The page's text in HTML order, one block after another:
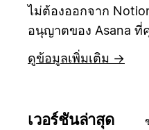
ไม่ต้องออกจาก
อนุญาตของ Asana
ดูข้อมูลเพิ่มเติม →
เวอร์ชันล่าสุด